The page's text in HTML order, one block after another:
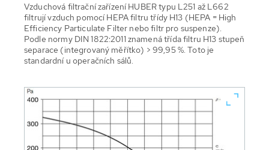
Vzduchová filtrační zařízení HUBER typu L251 až L662
filtrují vzduch pomocí HEPA filtru třídy H13 (HEPA = High
Efficiency Particulate Filter nebo filtr pro suspenze).
Podle normy DIN 1822:2011 znamená třída filtru H13 stupeň
separace (integrovaný měřítko) > 99,95 %. Toto je
standardní u operačních sálů.